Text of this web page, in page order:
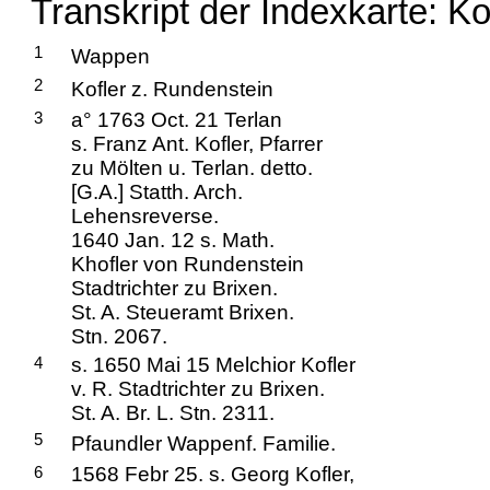
Transkript der Indexkarte:
1 Wappen
2 Kofler z. Rundenstein
3
a° 1763 Oct. 21 Terlan
s. Franz Ant. Kofler, Pfarrer
zu Mölten u. Terlan. detto.
[G.A.] Statth. Arch.
Lehensreverse.
1640 Jan. 12 s. Math.
Khofler von Rundenstein
Stadtrichter zu Brixen.
St. A. Steueramt Brixen.
Stn. 2067.
4
s. 1650 Mai 15 Melchior Kofler
v. R. Stadtrichter zu Brixen.
St. A. Br. L. Stn. 2311.
5 Pfaundler Wappenf. Familie.
6
1568 Febr 25. s. Georg Kofler,